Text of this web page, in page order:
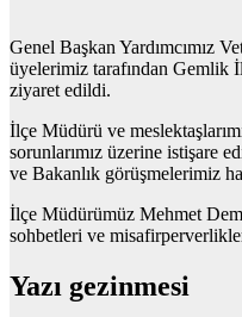
Genel Başkan Yardımcımız
üyelerimiz tarafından Gemlik
ziyaret edildi.
İlçe Müdürü ve
sorunlarımız üzerine istişare
ve Bakanlık görüşmelerimiz
İlçe Müdürümüz Mehmet
sohbetleri ve
Yazı gezinmesi